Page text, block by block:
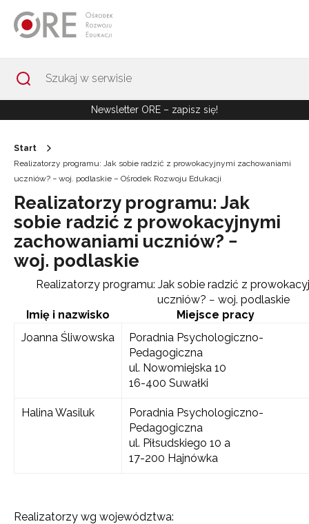
Newsletter ORE – zapisz się!
Start
Realizatorzy programu: Jak sobie radzić z prowokacyjnymi zachowaniami
uczniów? − woj. podlaskie – Ośrodek Rozwoju Edukacji
Realizatorzy programu: Jak
sobie radzić z prowokacyjnymi
zachowaniami uczniów? −
woj. podlaskie
Realizatorzy programu: Jak sobie radzić z
uczniów? − woj. podlaskie
Imię i nazwisko
Miejsce pracy
Joanna Śliwowska
Poradnia Psychologiczno-
Pedagogiczna
ul. Nowomiejska 10
16-400 Suwałki
Halina Wasiluk
Poradnia Psychologiczno-
Pedagogiczna
ul. Piłsudskiego 10 a
17-200 Hajnówka
Realizatorzy wg województwa: